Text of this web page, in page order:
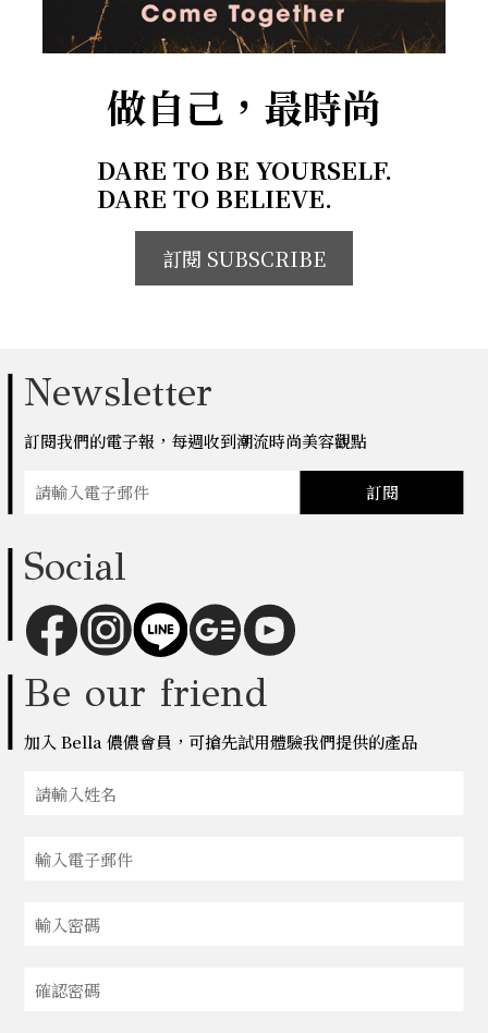
做自己，最時尚
DARE TO BE YOURSELF.
DARE TO BELIEVE.
訂閱 SUBSCRIBE
Newsletter
訂閱我們的電子報，每週收到潮流時尚美容觀點
訂閱
Social
Be our friend
加入 Bella 儂儂會員，可搶先試用體驗我們提供的產品